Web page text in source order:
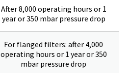
After 8,000 operating hours or 1
year or 350 mbar pressure drop
For flanged filters: after 4,000
operating hours or 1 year or 350
mbar pressure drop